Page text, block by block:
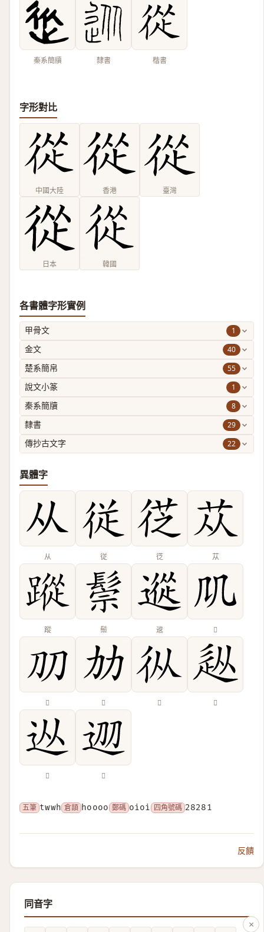
秦系簡牘 隸書 楷書
字形對比
中國大陸 香港 臺灣
日本 韓國
各書體字形實例
甲骨文 1
金文 40
楚系簡帛 55
說文小篆 1
秦系簡牘 8
隸書 29
傳抄古文字 22
異體字
从 従 徔 苁
蹤 鬃 䢨 𠘬
𠚪 𠠴 𢓅 𨑢
𨑹 𨒀
五筆 twwh 倉頡 hoooo 鄭碼 oioi 四角號碼 28281
反饋
同音字
×